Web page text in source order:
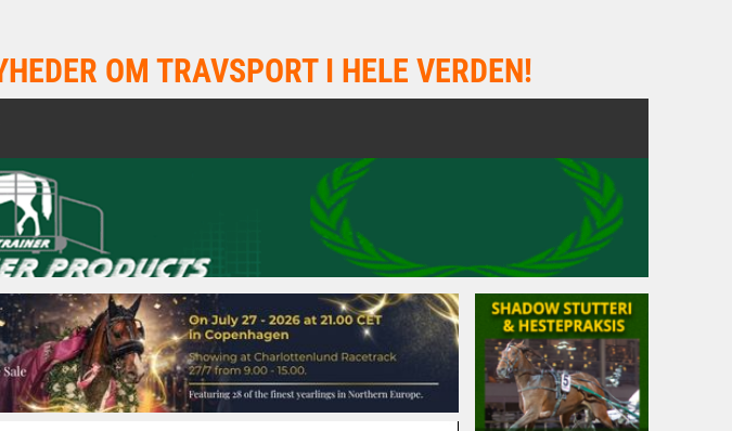
OM TRAVSPORT I HELE VERDEN!